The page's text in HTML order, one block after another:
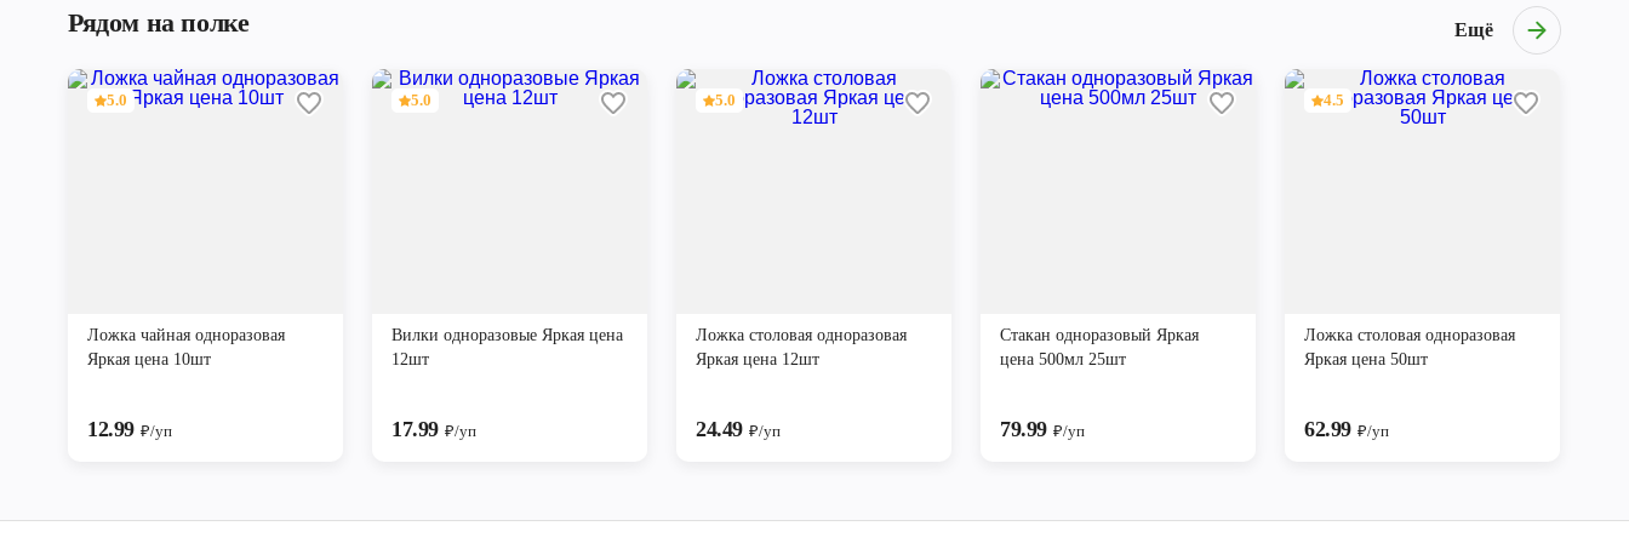
Рядом на полке Ещё
5.0
Ложка чайная одноразовая
Яркая цена 10шт
12.99 ₽/уп
5.0
Вилки одноразовые Яркая цена
12шт
17.99 ₽/уп
5.0
Ложка столовая одноразовая
Яркая цена 12шт
24.49 ₽/уп
Стакан одноразовый Яркая
цена 500мл 25шт
79.99 ₽/уп
4.5
Ложка столовая одноразовая
Яркая цена 50шт
62.99 ₽/уп